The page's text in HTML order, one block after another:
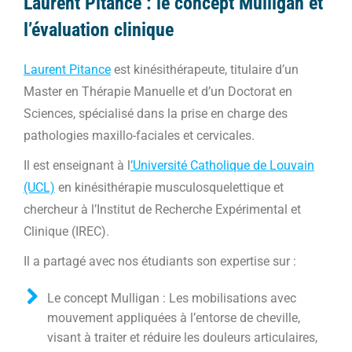
l’évaluation clinique
Laurent Pitance est kinésithérapeute, titulaire d’un
Master en Thérapie Manuelle et d’un Doctorat en
Sciences, spécialisé dans la prise en charge des
pathologies maxillo-faciales et cervicales.
Il est enseignant à l’Université Catholique de Louvain
(UCL) en kinésithérapie musculosquelettique et
chercheur à l’Institut de Recherche Expérimental et
Clinique (IREC).
Il a partagé avec nos étudiants son expertise sur :
Le concept Mulligan : Les mobilisations avec
mouvement appliquées à l’entorse de cheville,
visant à traiter et réduire les douleurs articulaires,